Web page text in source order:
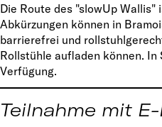
Die Route des "slowUp
Abkürzungen können in
barrierefrei und
Rollstühle aufladen können.
Verfügung.
Teilnahme mit